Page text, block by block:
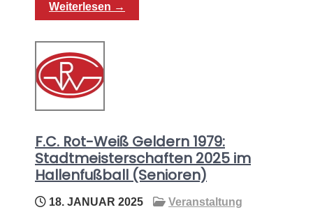
Weiterlesen →
F.C. Rot-Weiß Geldern 1979:
Stadtmeisterschaften 2025 im
Hallenfußball (Senioren)
18. JANUAR 2025 Veranstaltung